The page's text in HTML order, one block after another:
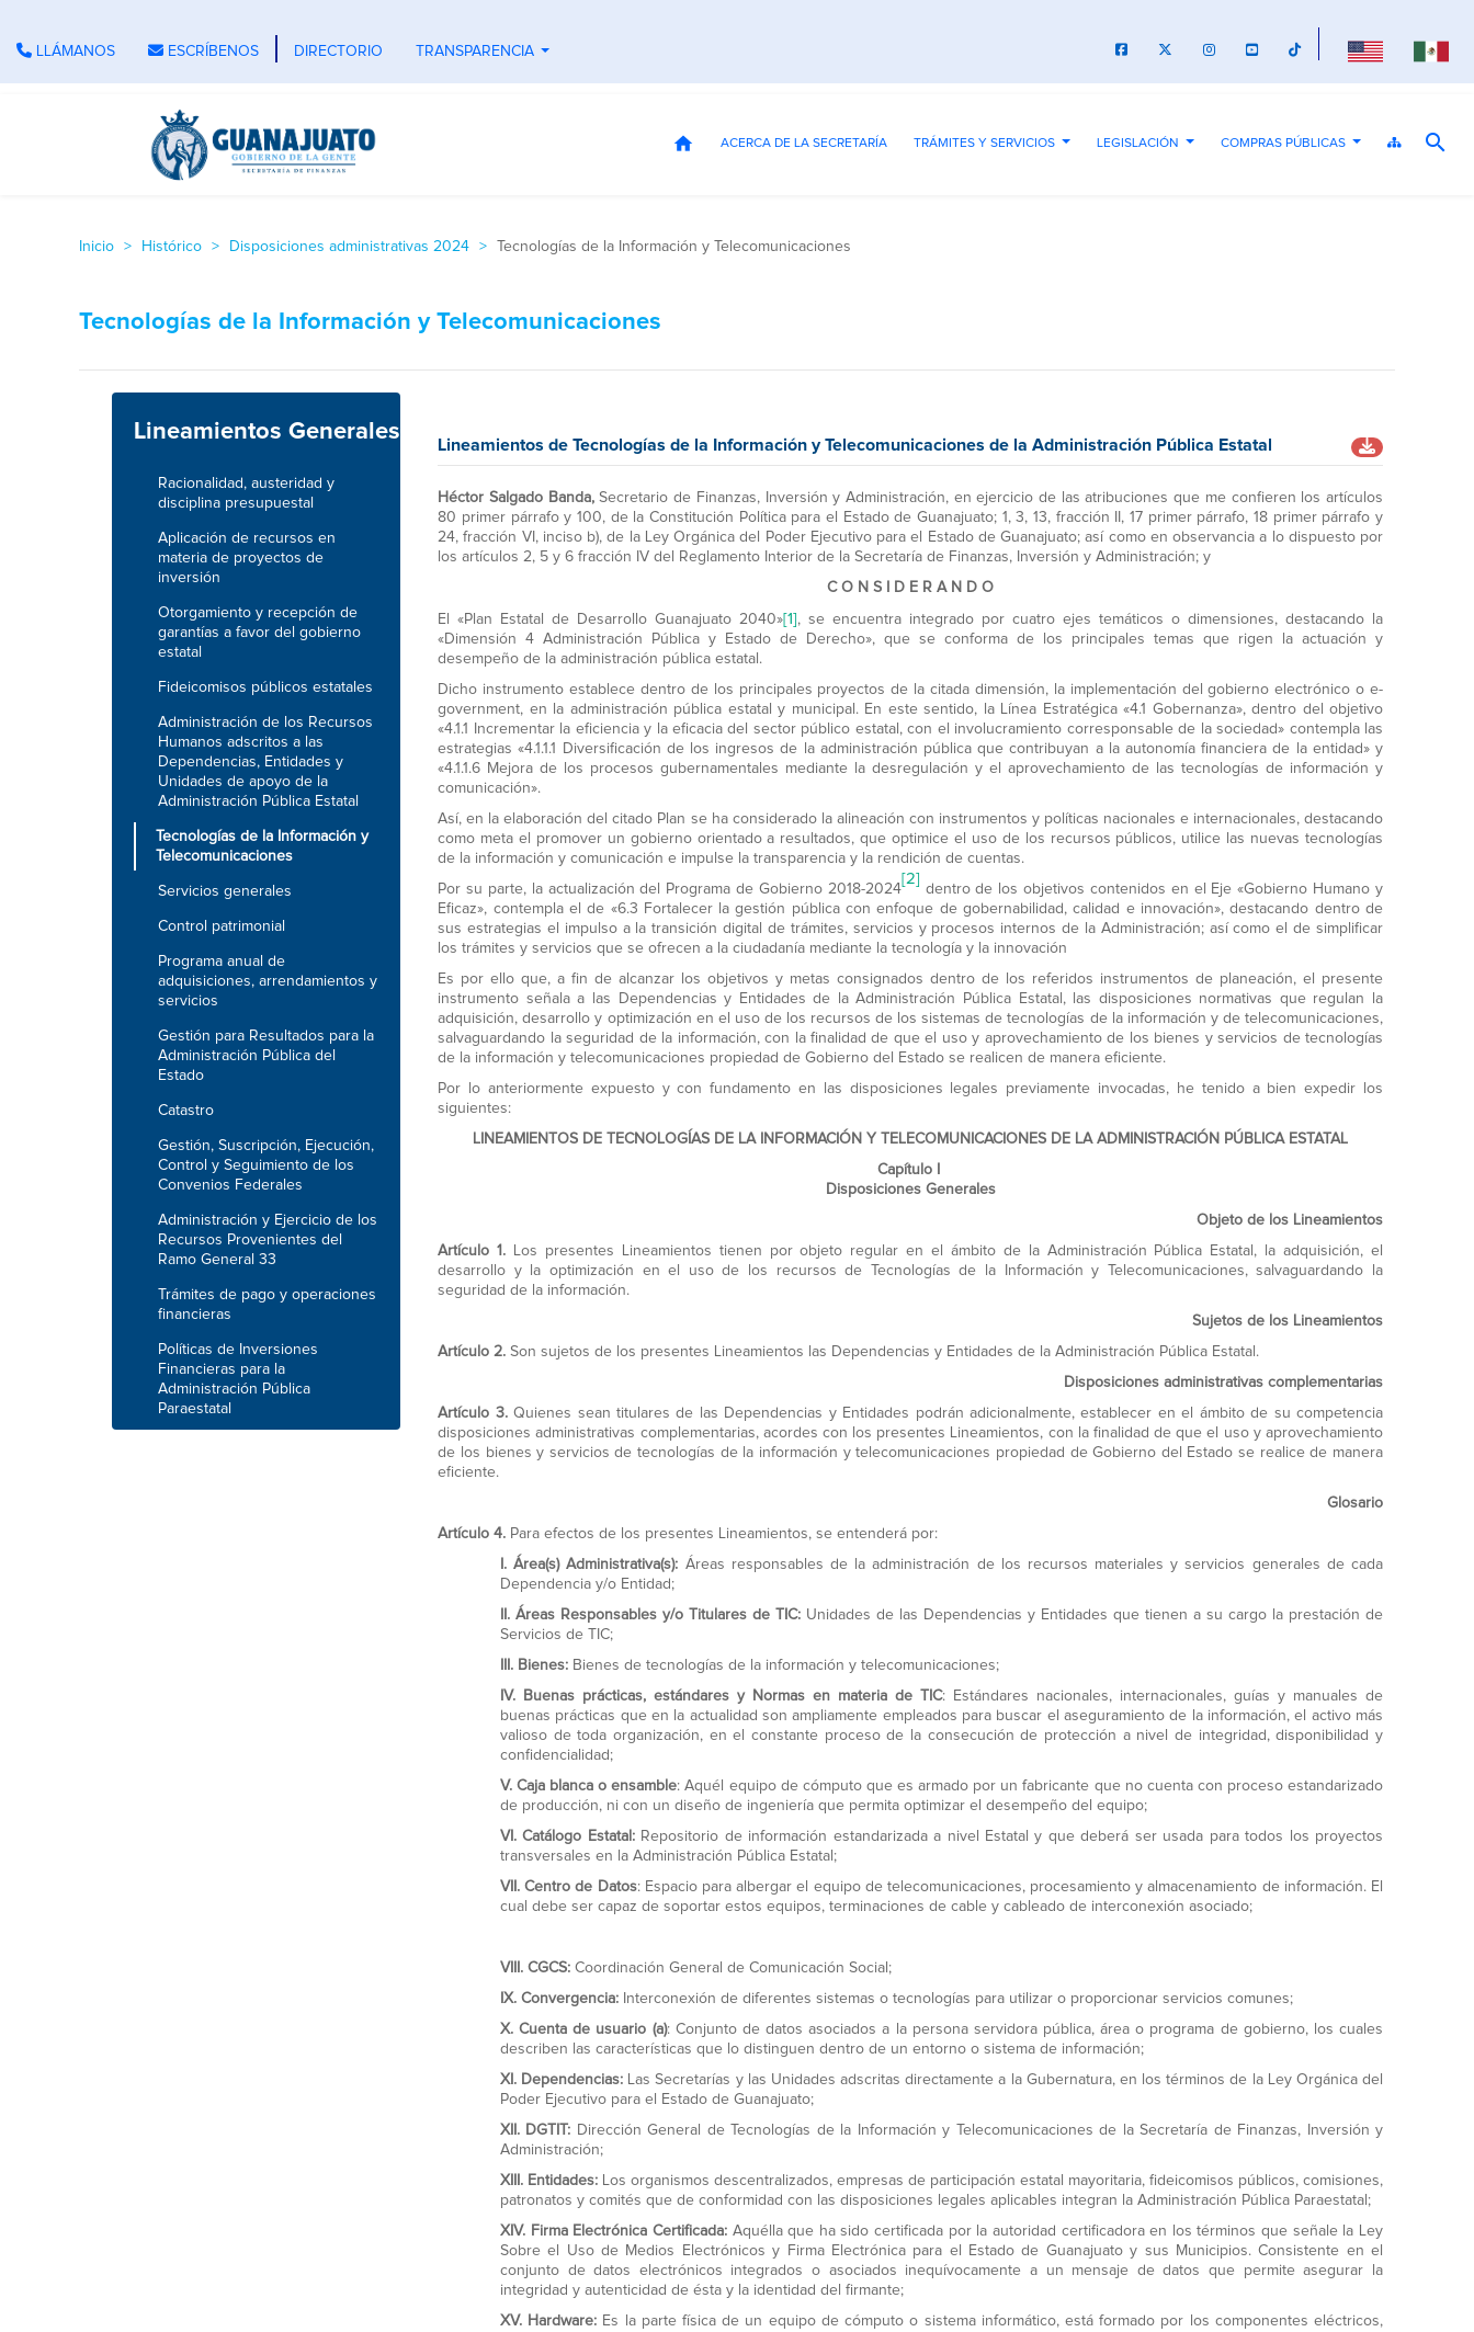
LLÁMANOS ESCRÍBENOS DIRECTORIO TRANSPARENCIA
home ACERCA DE LA SECRETARÍA
TRÁMITES Y SERVICIOS
LEGISLACIÓN
COMPRAS PÚBLICAS
search
Inicio Histórico Disposiciones administrativas 2024 Tecnologías de la Información y Telecomunicaciones
Tecnologías de la Información y Telecomunicaciones
Lineamientos Generales
Racionalidad, austeridad y
disciplina presupuestal
Aplicación de recursos en
materia de proyectos de
inversión
Otorgamiento y recepción de
garantías a favor del gobierno
estatal
Fideicomisos públicos estatales
Administración de los Recursos
Humanos adscritos a las
Dependencias, Entidades y
Unidades de apoyo de la
Administración Pública Estatal
Tecnologías de la Información y
Telecomunicaciones
Servicios generales
Control patrimonial
Programa anual de
adquisiciones, arrendamientos y
servicios
Gestión para Resultados para la
Administración Pública del
Estado
Catastro
Gestión, Suscripción, Ejecución,
Control y Seguimiento de los
Convenios Federales
Administración y Ejercicio de los
Recursos Provenientes del
Ramo General 33
Trámites de pago y operaciones
financieras
Políticas de Inversiones
Financieras para la
Administración Pública
Paraestatal
Lineamientos de Tecnologías de la Información y Telecomunicaciones de la Administración Pública Estatal
Héctor Salgado Banda,Secretario de Finanzas, Inversión y Administración, en ejercicio de las atribuciones que me confieren los artículos
80 primer párrafo y 100, de la Constitución Política para el Estado de Guanajuato; 1, 3, 13, fracción II, 17 primer párrafo, 18 primer párrafo y
24, fracción VI, inciso b), de la Ley Orgánica del Poder Ejecutivo para el Estado de Guanajuato; así como en observancia a lo dispuesto por
los artículos 2, 5 y 6 fracción IV del Reglamento Interior de la Secretaría de Finanzas, Inversión y Administración; y
C O N S I D E R A N D O
El «Plan Estatal de Desarrollo Guanajuato 2040»[1], se encuentra integrado por cuatro ejes temáticos o dimensiones, destacando la
«Dimensión 4 Administración Pública y Estado de Derecho», que se conforma de los principales temas que rigen la actuación y
desempeño de la administración pública estatal.
Dicho instrumento establece dentro de los principales proyectos de la citada dimensión, la implementación del gobierno electrónico o e-
government, en la administración pública estatal y municipal. En este sentido, la Línea Estratégica «4.1 Gobernanza», dentro del objetivo
«4.1.1 Incrementar la eficiencia y la eficacia del sector público estatal, con el involucramiento corresponsable de la sociedad» contempla las
estrategias «4.1.1.1 Diversificación de los ingresos de la administración pública que contribuyan a la autonomía financiera de la entidad» y
«4.1.1.6 Mejora de los procesos gubernamentales mediante la desregulación y el aprovechamiento de las tecnologías de información y
comunicación».
Así, en la elaboración del citado Plan se ha considerado la alineación con instrumentos y políticas nacionales e internacionales, destacando
como meta el promover un gobierno orientado a resultados, que optimice el uso de los recursos públicos, utilice las nuevas tecnologías
de la información y comunicación e impulse la transparencia y la rendición de cuentas.
Por su parte, la actualización del Programa de Gobierno 2018-2024
[2]
dentro de los objetivos contenidos en el Eje «Gobierno Humano y
Eficaz», contempla el de «6.3 Fortalecer la gestión pública con enfoque de gobernabilidad, calidad e innovación», destacando dentro de
sus estrategias el impulso a la transición digital de trámites, servicios y procesos internos de la Administración; así como el de simplificar
los trámites y servicios que se ofrecen a la ciudadanía mediante la tecnología y la innovación
Es por ello que, a fin de alcanzar los objetivos y metas consignados dentro de los referidos instrumentos de planeación, el presente
instrumento señala a las Dependencias y Entidades de la Administración Pública Estatal, las disposiciones normativas que regulan la
adquisición, desarrollo y optimización en el uso de los recursos de los sistemas de tecnologías de la información y de telecomunicaciones,
salvaguardando la seguridad de la información, con la finalidad de que el uso y aprovechamiento de los bienes y servicios de tecnologías
de la información y telecomunicaciones propiedad de Gobierno del Estado se realicen de manera eficiente.
Por lo anteriormente expuesto y con fundamento en las disposiciones legales previamente invocadas, he tenido a bien expedir los
siguientes:
LINEAMIENTOS DE TECNOLOGÍAS DE LA INFORMACIÓN Y TELECOMUNICACIONES DE LA ADMINISTRACIÓN PÚBLICA ESTATAL
Capítulo I
Disposiciones Generales
Objeto de los Lineamientos
Artículo 1. Los presentes Lineamientos tienen por objeto regular en el ámbito de la Administración Pública Estatal, la adquisición, el
desarrollo y la optimización en el uso de los recursos de Tecnologías de la Información y Telecomunicaciones, salvaguardando la
seguridad de la información.
Sujetos de los Lineamientos
Artículo 2. Son sujetos de los presentes Lineamientos las Dependencias y Entidades de la Administración Pública Estatal.
Disposiciones administrativas complementarias
Artículo 3.Quienes sean titulares de las Dependencias y Entidades podrán adicionalmente, establecer en el ámbito de su competencia
disposiciones administrativas complementarias, acordes con los presentes Lineamientos, con la finalidad de que el uso y aprovechamiento
de los bienes y servicios de tecnologías de la información y telecomunicaciones propiedad de Gobierno del Estado se realice de manera
eficiente.
Glosario
Artículo 4. Para efectos de los presentes Lineamientos, se entenderá por:
I.Área(s) Administrativa(s): Áreas responsables de la administración de los recursos materiales y servicios generales de cada
Dependencia y/o Entidad;
II. Áreas Responsables y/o Titulares de TIC: Unidades de las Dependencias y Entidades que tienen a su cargo la prestación de
Servicios de TIC;
III. Bienes: Bienes de tecnologías de la información y telecomunicaciones;
IV.
Buenas prácticas, estándares y Normas en materia de TIC: Estándares nacionales, internacionales, guías y manuales de
buenas prácticas que en la actualidad son ampliamente empleados para buscar el aseguramiento de la información, el activo más
valioso de toda organización, en el constante proceso de la consecución de protección a nivel de integridad, disponibilidad y
confidencialidad;
V.Caja blanca o ensamble: Aquél equipo de cómputo que es armado por un fabricante que no cuenta con proceso estandarizado
de producción, ni con un diseño de ingeniería que permita optimizar el desempeño del equipo;
VI.Catálogo Estatal:Repositorio de información estandarizada a nivel Estatal y que deberá ser usada para todos los proyectos
transversales en la Administración Pública Estatal;
VII.Centro de Datos: Espacio para albergar el equipo de telecomunicaciones, procesamiento y almacenamiento de información. El
cual debe ser capaz de soportar estos equipos, terminaciones de cable y cableado de interconexión asociado;
VIII. CGCS:Coordinación General de Comunicación Social;
IX. Convergencia:Interconexión de diferentes sistemas o tecnologías para utilizar o proporcionar servicios comunes;
X.Cuenta de usuario (a): Conjunto de datos asociados a la persona servidora pública, área o programa de gobierno, los cuales
describen las características que lo distinguen dentro de un entorno o sistema de información;
XI. Dependencias: Las Secretarías y las Unidades adscritas directamente a la Gubernatura, en los términos de la Ley Orgánica del
Poder Ejecutivo para el Estado de Guanajuato;
XII. DGTIT: Dirección General de Tecnologías de la Información y Telecomunicaciones de la Secretaría de Finanzas, Inversión y
Administración;
XIII. Entidades:Los organismos descentralizados, empresas de participación estatal mayoritaria, fideicomisos públicos, comisiones,
patronatos y comités que de conformidad con las disposiciones legales aplicables integran la Administración Pública Paraestatal;
XIV. Firma E lectrónica Certificada:Aquélla que ha sido certificada por la autoridad certificadora en los términos que señale la Ley
Sobre el Uso de Medios Electrónicos y Firma Electrónica para el Estado de Guanajuato y sus Municipios. Consistente en el
conjunto de datos electrónicos integrados o asociados inequívocamente a un mensaje de datos que permite asegurar la
integridad y autenticidad de ésta y la identidad del firmante;
XV. Hardware: Es la parte física de un equipo de cómputo o sistema informático, está formado por los componentes eléctricos,